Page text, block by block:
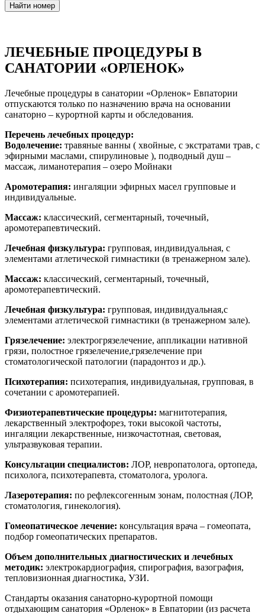
Найти номер
ЛЕЧЕБНЫЕ ПРОЦЕДУРЫ В
САНАТОРИИ «ОРЛЕНОК»
Лечебные процедуры в санатории «Орленок» Евпатории
отпускаются только по назначению врача на основании
санаторно – курортной карты и обследования.
Перечень лечебных процедур:
Водолечение: травяные ванны ( хвойные, с экстратами трав, с
эфирными маслами, спирулиновые ), подводный душ –
массаж, лиманотерапия – озеро Мойнаки
Аромотерапия: ингаляции эфирных масел групповые и
индивидуальные.
Массаж: классический, сегментарный, точечный,
аромотерапевтический.
Лечебная физкультура: групповая, индивидуальная, с
элементами атлетической гимнастики (в тренажерном зале).
Массаж: классический, сегментарный, точечный,
аромотерапевтический.
Лечебная физкультура: групповая, индивидуальная,с
элементами атлетической гимнастики (в тренажерном зале).
Грязелечение: электрогрязелечение, аппликации нативной
грязи, полостное грязелечение,грязелечение при
стоматологической патологии (парадонтоз и др.).
Психотерапия: психотерапия, индивидуальная, групповая, в
сочетании с аромотерапией.
Физиотерапевтические процедуры: магнитотерапия,
лекарственный электрофорез, токи высокой частоты,
ингаляции лекарственные, низкочастотная, световая,
ультразвуковая терапии.
Консультации специалистов: ЛОР, невропатолога, ортопеда,
психолога, психотерапевта, стоматолога, уролога.
Лазеротерапия: по рефлексогенным зонам, полостная (ЛОР,
стоматология, гинекология).
Гомеопатическое лечение: консультация врача – гомеопата,
подбор гомеопатических препаратов.
Объем дополнительных диагностических и лечебных
методик: электрокардиография, спирография, вазография,
тепловизионная диагностика, УЗИ.
Стандарты оказания санаторно-курортной помощи
отдыхающим санатория «Орленок» в Евпатории (из расчета